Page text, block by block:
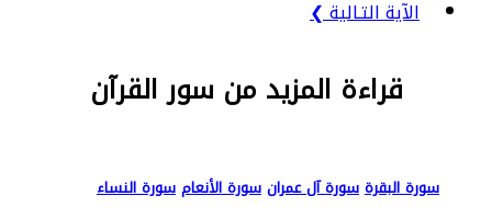
الآية التـالية ❯
قراءة المزيد من سور القرآن
سورة البقرة سورة آل عمران سورة الأنعام سورة النساء